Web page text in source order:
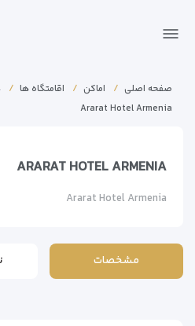
صفحه اصلی اماکن اقامتگاه ها
Ararat Hotel Armenia
ARARAT HOTEL ARMENIA
Ararat Hotel Armenia
مشخصات